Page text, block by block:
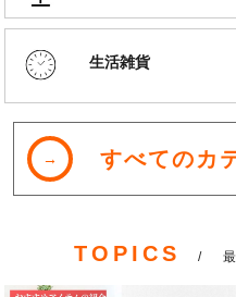
生活雑貨
すべてのカ
TOPICS / 最